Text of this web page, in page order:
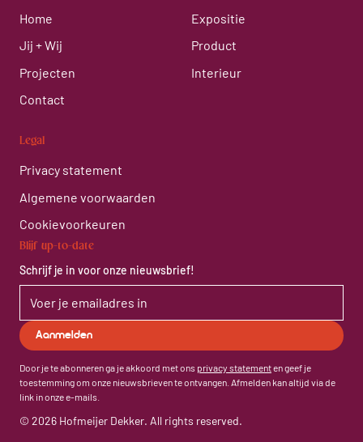
Home
Jij + Wij
Projecten
Contact
Expositie
Product
Interieur
Legal
Privacy statement
Algemene voorwaarden
Cookievoorkeuren
Blijf up-to-date
Schrijf je in voor onze nieuwsbrief!
Door je te abonneren ga je akkoord met ons privacy statementen geef je
toestemming om onze nieuwsbrieven te ontvangen. Afmelden kan altijd via de
link in onze e-mails.
© 2026 Hofmeijer Dekker. All rights reserved.